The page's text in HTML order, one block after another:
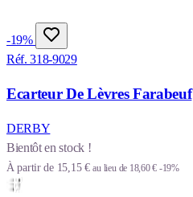
-19%
Réf. 318-9029
Ecarteur De Lèvres Farabeuf
DERBY
Bientôt en stock !
À partir de 15,15 € au lieu de 18,60 € -19%